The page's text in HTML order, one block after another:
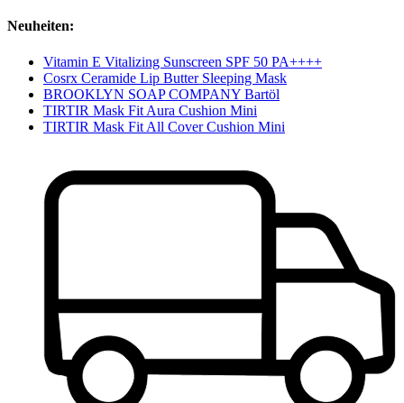
Neuheiten:
Vitamin E Vitalizing Sunscreen SPF 50 PA++++
Cosrx Ceramide Lip Butter Sleeping Mask
BROOKLYN SOAP COMPANY Bartöl
TIRTIR Mask Fit Aura Cushion Mini
TIRTIR Mask Fit All Cover Cushion Mini